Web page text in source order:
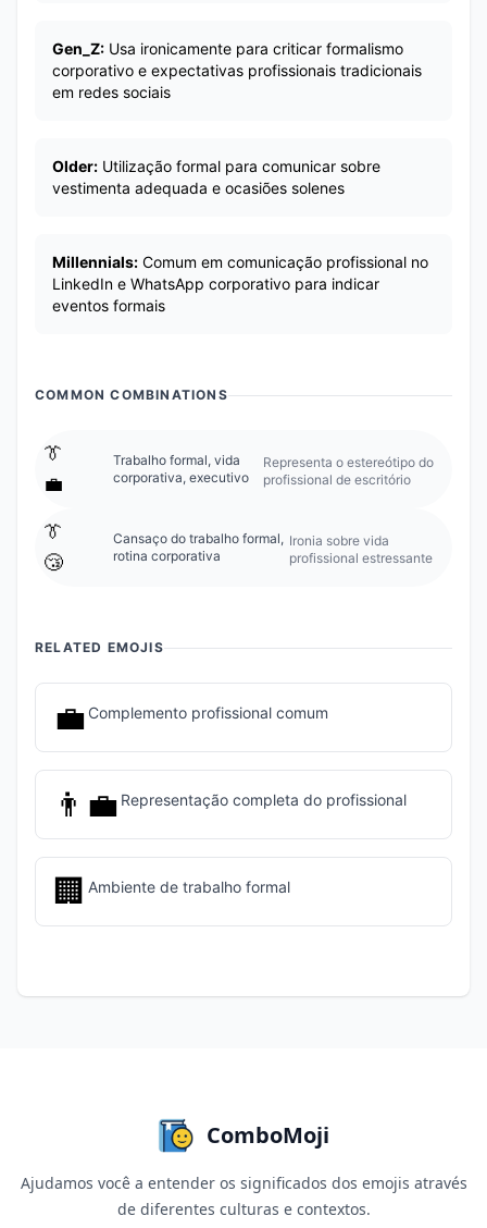
Gen_Z: Usa ironicamente para criticar formalismo
corporativo e expectativas profissionais tradicionais
em redes sociais
Older: Utilização formal para comunicar sobre
vestimenta adequada e ocasiões solenes
Millennials: Comum em comunicação profissional no
LinkedIn e WhatsApp corporativo para indicar
eventos formais
COMMON COMBINATIONS
👔
💼
Trabalho formal, vida
corporativa, executivo
Representa o estereótipo do
profissional de escritório
👔
😴
Cansaço do trabalho formal,
rotina corporativa
Ironia sobre vida
profissional estressante
RELATED EMOJIS
💼 Complemento profissional comum
👨‍💼 Representação completa do profissional
🏢 Ambiente de trabalho formal
ComboMoji
Ajudamos você a entender os significados dos emojis através
de diferentes culturas e contextos.